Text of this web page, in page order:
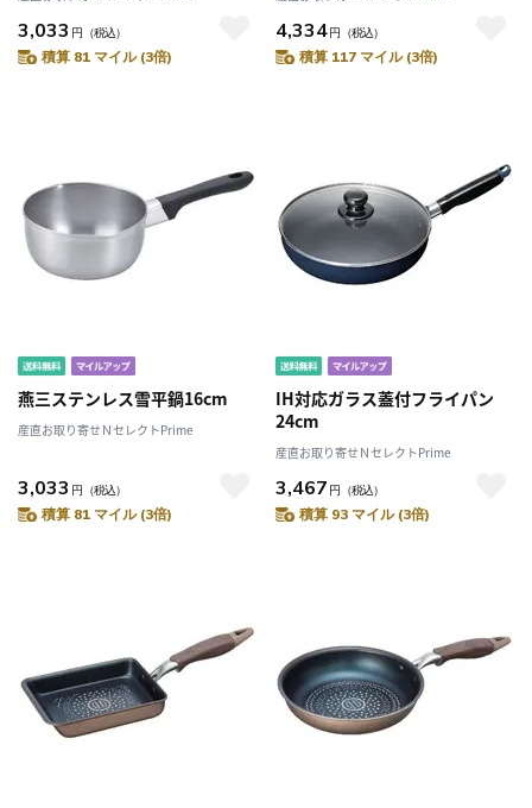
3,033 円 （税込）
積算 81 マイル (3倍)
4,334円 （税込）
積算 117 マイル (3倍)
燕三ステンレス雪平鍋16cm
産直お取り寄せＮセレクトPrime
3,033 円 （税込）
積算 81 マイル (3倍)
IH対応ガラス蓋付フライパン
24cm
産直お取り寄せＮセレクトPrime
3,467 円 （税込）
積算 93 マイル (3倍)